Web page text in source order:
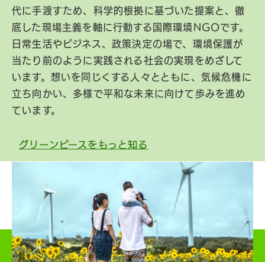
代に手渡すため、科学的根拠に基づいた提案と、徹
底した現場主義を軸に行動する国際環境NGOです。
日常生活やビジネス、政策決定の場で、環境保護が
当たり前のように実践される社会の実現をめざして
います。想いを同じくする人々とともに、気候危機に
立ち向かい、多様で平和な未来に向けて歩みを進め
ています。
グリーンピースをもっと知る